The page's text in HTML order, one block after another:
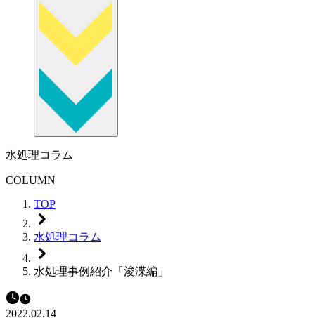
水処理コラム
COLUMN
TOP
水処理コラム
水処理事例紹介「浚渫編」
2022.02.14